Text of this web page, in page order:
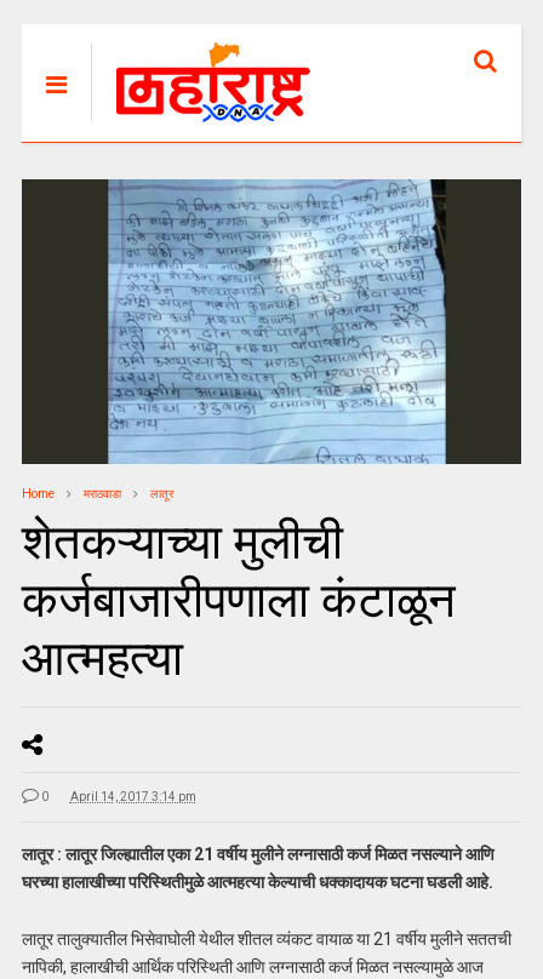
Home मराठवाडा लातूर
शेतकऱ्याच्या मुलीची
कर्जबाजारीपणाला कंटाळून
आत्महत्या
0 April 14, 2017 3:14 pm
लातूर : लातूर जिल्ह्यातील एका 21 वर्षीय मुलीने लग्नासाठी कर्ज मिळत नसल्याने आणि
घरच्या हालाखीच्या परिस्थितीमुळे आत्महत्या केल्याची धक्कादायक घटना घडली आहे.
लातूर तालुक्यातील भिसेवाघोली येथील शीतल व्यंकट वायाळ या 21 वर्षीय मुलीने सततची
नापिकी, हालाखीची आर्थिक परिस्थिती आणि लग्नासाठी कर्ज मिळत नसल्यामुळे आज